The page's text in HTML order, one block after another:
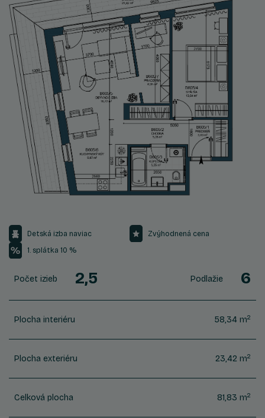
Detská izba naviac Zvýhodnená cena
1. splátka 10 %
Počet izieb 2,5 Podlažie 6
Plocha interiéru 58,34 m2
Plocha exteriéru 23,42 m2
Celková plocha 81,83 m2